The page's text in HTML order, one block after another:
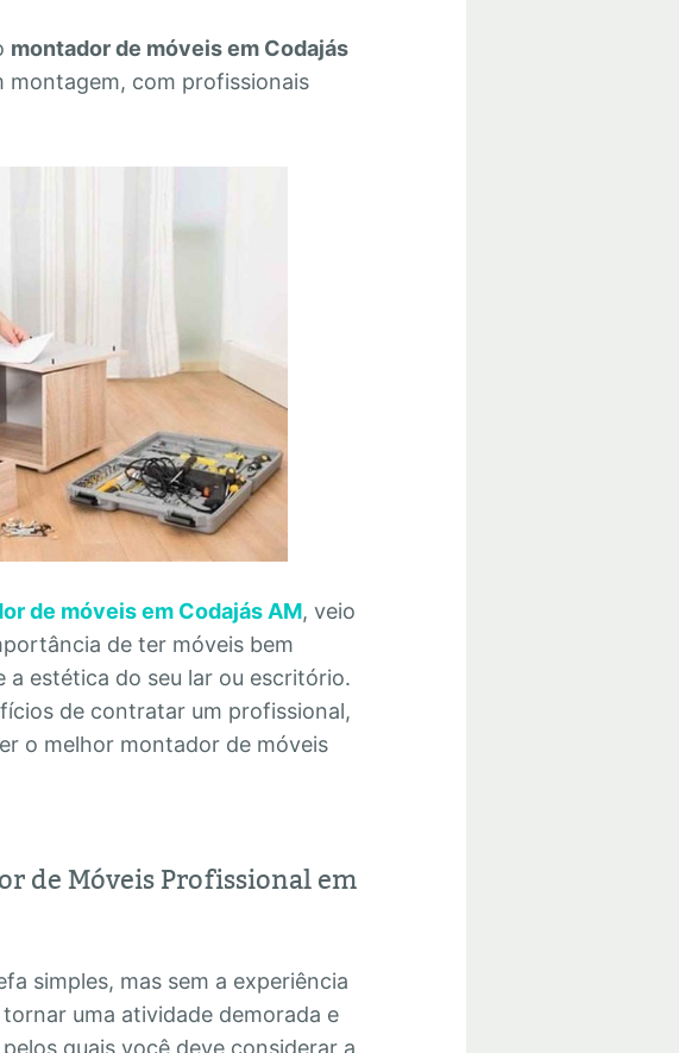
montador de móveis em Codajás
montagem, com profissionais
de móveis em Codajás AM, veio
de ter móveis bem
estética do seu lar ou escritório.
de contratar um profissional,
o melhor montador de móveis
de Móveis Profissional em
simples, mas sem a experiência
uma atividade demorada e
quais você deve considerar a